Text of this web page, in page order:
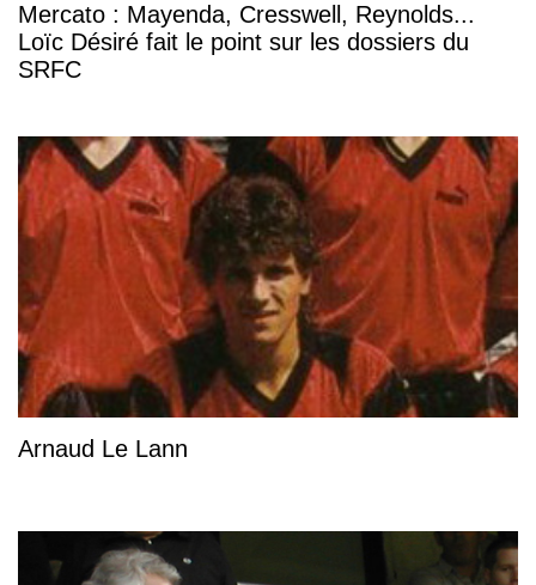
Mercato : Mayenda, Cresswell, Reynolds...
Loïc Désiré fait le point sur les dossiers du
SRFC
Arnaud Le Lann